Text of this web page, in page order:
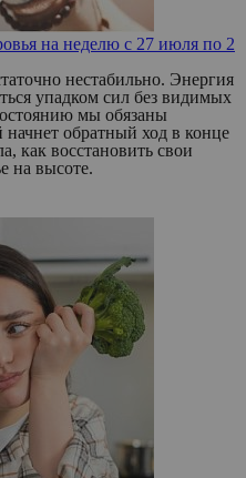
на неделю с 27 июля по 2
нестабильно. Энергия
упадком сил без видимых
мы обязаны
обратный ход в конце
как восстановить свои
на высоте.